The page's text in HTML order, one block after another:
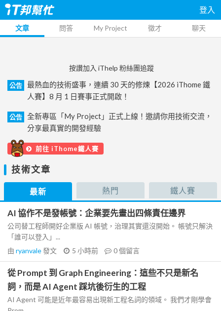
登入
文章 問答 My Project 徵才 聊天
按讚加入 iThelp 粉絲團追蹤
公告
最熱血的技術盛事，連續 30 天的修煉【2026 iThome 鐵
人賽】8 月 1 日賽事正式開啟！
公告
全新專區「My Project」正式上線！邀請你用技術交流，
分享最真實的開發經驗
前往 iThome鐵人賽
技術文章
最新 熱門 鐵人賽
AI 協作不是發帳號：企業要先畫出四條責任邊界
公司替工程師開好企業版 AI 帳號，治理其實還沒開始。 帳號只解決
「誰可以登入」...
由 ryanvale發文 5 小時前 0個留言
從 Prompt 到 Graph Engineering：這些不只是新名
詞，而是 AI Agent 踩坑後衍生的工程
AI Agent 可能是近年最容易出現新工程名詞的領域。 我們才剛學會